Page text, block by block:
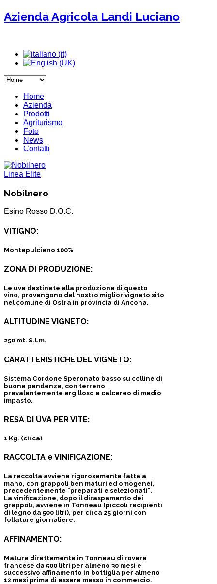
Azienda Agricola Landi Luciano
Home
Azienda
Prodotti
Agriturismo
Foto
News
Contatti
Linea Elite
Nobilnero
Esino Rosso D.O.C.
VITIGNO:
Montepulciano 100%
ZONA DI PRODUZIONE:
Le uve destinate alla produzione di questo
vino, provengono dal nostro miglior vigneto sito
nel comune di Ostra in provincia di Ancona.
ALTITUDINE VIGNETO:
250 mt. S.l.m.
CARATTERISTICHE DEL VIGNETO:
Sistema Cordone Speronato basso su colline di
buona pendenza, con terreno
prevalentemente argilloso e calcareo di medio
impasto.
RESA DI UVA PER VITE:
1 Kg. (circa)
RACCOLTA e VINIFICAZIONE:
La raccolta avviene rigorosamente fatta a
mano, con grappoli ben maturi ed omogenei,
precedentemente "preparati e selezionati".
La vinificazione, dopo il diraspamento dei
grappoli, avviene in Tonneau (piccoli recipienti
di legno da 500 litri), per circa 25 giorni con
follature giornaliere.
AFFINAMENTO:
Matura direttamente in Tonneau di rovere
francese da 500 litri per almeno 30 mesi e
successivo affinamento in bottiglia per almeno
12 mesi prima di essere messo in commercio.